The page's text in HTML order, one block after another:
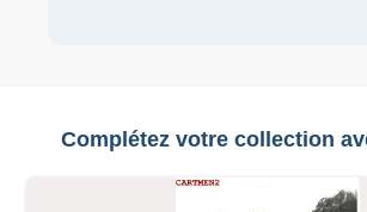
Complétez votre collection